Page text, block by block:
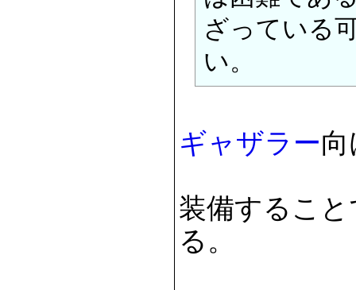
ざっている
い。
ギャザラー
装備すること
る。